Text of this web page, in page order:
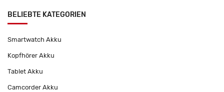
BELIEBTE KATEGORIEN
Smartwatch Akku
Kopfhörer Akku
Tablet Akku
Camcorder Akku